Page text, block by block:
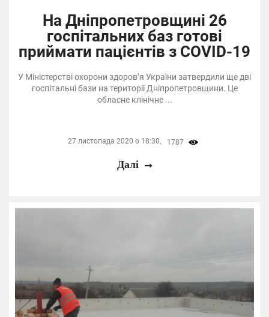
На Дніпропетровщині 26
госпітальних баз готові
приймати пацієнтів з COVID-19
У Міністерстві охорони здоров’я України затвердили ще дві
госпітальні бази на території Дніпропетровщини. Це
обласне клінічне ...
27 листопада 2020 о 18:30, 1787
Далі